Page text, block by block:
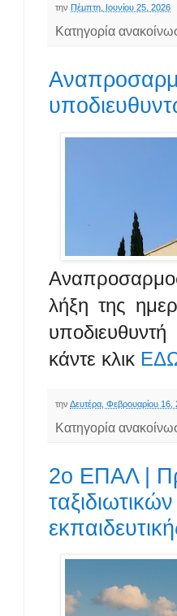
την Πέμπτη, Ιουνίου 25, 2026
Κατηγορία
λήξη της
κάντε κλικ
την Δευτέρα, Φεβρουαρίου 16,
Κατηγορία
2ο ΕΠΑΛ |